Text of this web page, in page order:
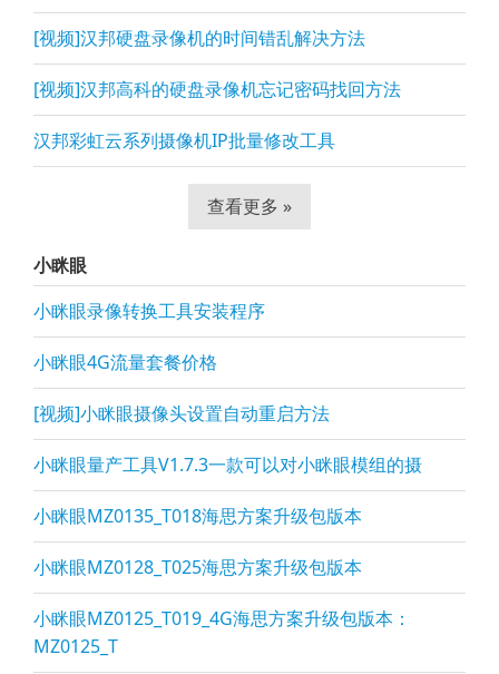
[视频]汉邦硬盘录像机的时间错乱解决方法
[视频]汉邦高科的硬盘录像机忘记密码找回方法
汉邦彩虹云系列摄像机IP批量修改工具
查看更多 »
小眯眼
小眯眼录像转换工具安装程序
小眯眼4G流量套餐价格
[视频]小眯眼摄像头设置自动重启方法
小眯眼量产工具V1.7.3一款可以对小眯眼模组的摄
小眯眼MZ0135_T018海思方案升级包版本
小眯眼MZ0128_T025海思方案升级包版本
小眯眼MZ0125_T019_4G海思方案升级包版本：
MZ0125_T